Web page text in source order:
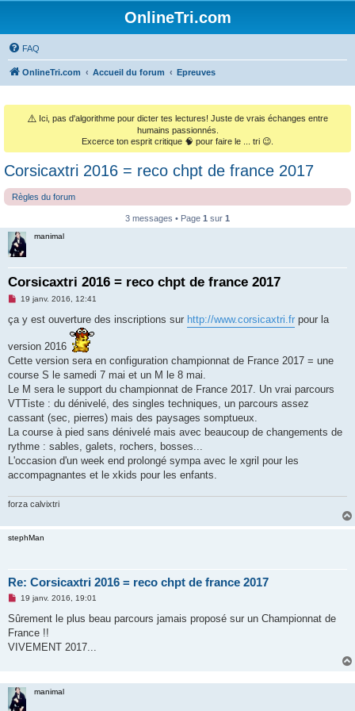
OnlineTri.com
FAQ
OnlineTri.com Accueil du forum Epreuves
⚠️ Ici, pas d'algorithme pour dicter tes lectures! Juste de vrais échanges entre
humains passionnés.
Excerce ton esprit critique 🧠 pour faire le ... tri 😉.
Corsicaxtri 2016 = reco chpt de france 2017
Règles du forum
3 messages • Page 1 sur 1
manimal
Corsicaxtri 2016 = reco chpt de france 2017
M
s
g
n
o
l
u
19 janv. 2016, 12:41
ça y est ouverture des inscriptions sur http://www.corsicaxtri.fr pour la
version 2016
Cette version sera en configuration championnat de France 2017 = une
course S le samedi 7 mai et un M le 8 mai.
Le M sera le support du championnat de France 2017. Un vrai parcours
VTTiste : du dénivelé, des singles techniques, un parcours assez
cassant (sec, pierres) mais des paysages somptueux.
La course à pied sans dénivelé mais avec beaucoup de changements de
rythme : sables, galets, rochers, bosses...
L'occasion d'un week end prolongé sympa avec le xgril pour les
accompagnantes et le xkids pour les enfants.
forza calvixtri
stephMan
Re: Corsicaxtri 2016 = reco chpt de france 2017
M
s
a
g
n
l
u
19 janv. 2016, 19:01
Sûrement le plus beau parcours jamais proposé sur un Championnat de
France !!
VIVEMENT 2017...
manimal